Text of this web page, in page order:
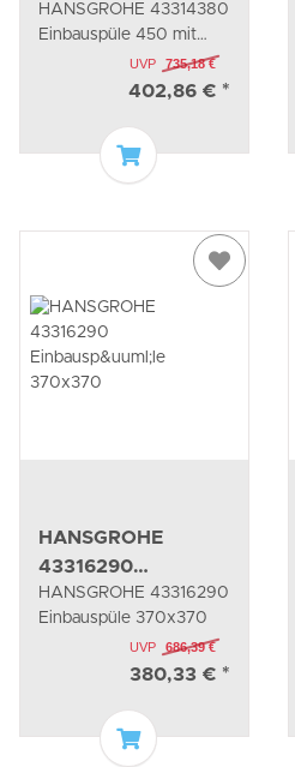
Einbauspüle 450 mit
Abtropffläche
HANSGROHE 43314380
Einbauspüle 450 mit
AbtropfflächeUVP 735,18 €
402,86 € *
In den Warenkorb
HANSGROHE
43316290
Einbauspüle
370x370
HANSGROHE 43316290
Einbauspüle 370x370
UVP 686,39 €
380,33 € *
In den Warenkorb